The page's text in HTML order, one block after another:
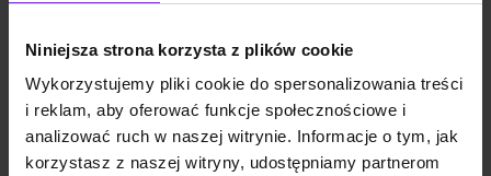
Niniejsza strona korzysta z plików cookie
Wykorzystujemy pliki cookie do spersonalizowania treści
i reklam, aby oferować funkcje społecznościowe i
analizować ruch w naszej witrynie. Informacje o tym, jak
korzystasz z naszej witryny, udostępniamy partnerom
Sprawdźprojektowanie
graficzne w JustIdea.
FAQ – najczęściej zadawane